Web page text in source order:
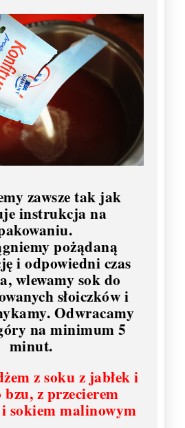
zawsze tak jak
instrukcja na
pożądaną
i odpowiedni czas
wlewamy sok do
słoiczków i
Odwracamy
na minimum 5
minut.
z soku z jabłek i
bzu, z przecierem
sokiem malinowym